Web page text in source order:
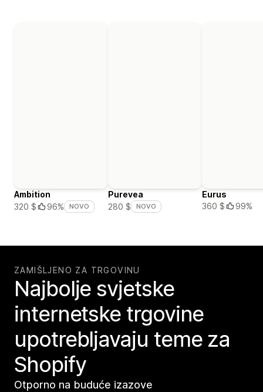
Ambition
320 $
96% NOVO
Purevea
280 $
NOVO
Eurus
360 $
99%
ZAMIŠLJENO ZA TRGOVINU
Najbolje svjetske
internetske trgovine
upotrebljavaju teme za
Shopify
Otporno na buduće izazove